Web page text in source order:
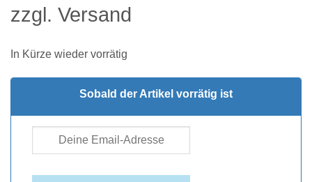
zzgl. Versand
In Kürze wieder vorrätig
Sobald der Artikel vorrätig ist